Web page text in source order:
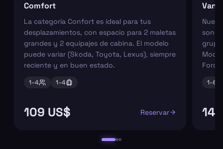
Comfort
La categoría Confort es ideal para tus
desplazamientos, con espacio para 2 maletas
grandes y 2 equipajes de cabina. El modelo
puede variar (Skoda, Toyota, Lexus), siempre
reciente y en buen estado.
1–4 1–4
109 US$ Reservar
Van
son
Ford
1–6